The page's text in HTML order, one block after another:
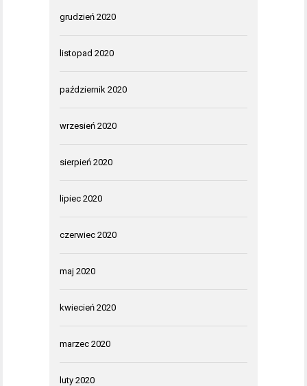
grudzień 2020
listopad 2020
październik 2020
wrzesień 2020
sierpień 2020
lipiec 2020
czerwiec 2020
maj 2020
kwiecień 2020
marzec 2020
luty 2020